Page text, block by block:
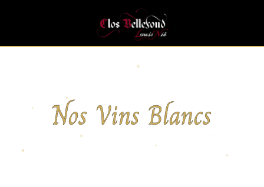
Nos Vins Blancs